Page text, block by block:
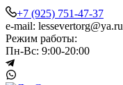
+7 (925) 751-47-37
e-mail: lessevertorg@ya.ru
Режим работы:
Пн-Вс: 9:00-20:00